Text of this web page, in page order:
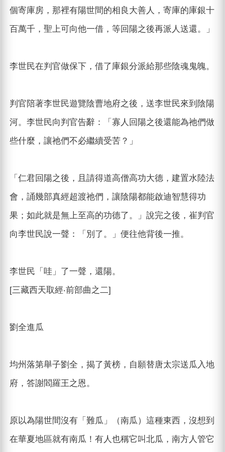
個寄庫房，那裡有陽世間的相良大善人，寄庫的庫銀十
百萬千，聖上可向他一借，等回陽之後再派人送還。」
李世民在判官做保下，借了庫銀分派給那些陰魂鬼魄。
判官陪著李世民遊覽陰曹地府之後，送李世民來到陰陽
河。李世民向判官告辭：「寡人回陽之後還能為祂們做
些什麼，讓祂們不必繼續受苦？」
「仁君回陽之後，且請得道高僧高功大德，建置水陸法
會，誦幾部真經超渡祂們，讓陰陽都能啟迪智慧得功
果；如此就是無上至高的功德了。」說完之後，崔判官
向李世民說一聲：「別了。」便往他背後一推。
李世民「哇」了一聲，還陽。
[三藏西天取經‧前部曲之二]
劉全進瓜
均州落第舉子劉全，揭了黃榜，自願替唐太宗送瓜入地
府，答謝閻羅王之恩。
原以為陽世間沒有「難瓜」（南瓜）這種東西，沒想到
在華夏地區就有南瓜！有人也稱它叫北瓜，南方人管它